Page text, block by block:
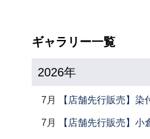
ギャラリー一覧
2026年
7月 【店舗先行販売】染
7月 【店舗先行販売】